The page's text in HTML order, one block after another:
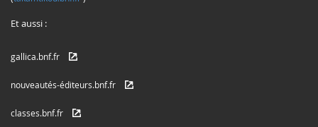
Et aussi :
gallica.bnf.fr
nouveautés-éditeurs.bnf.fr
classes.bnf.fr